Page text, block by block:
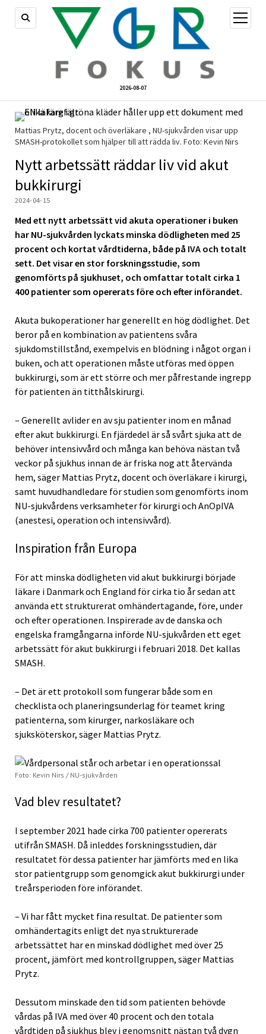
2026-08-07
öppna
meny
Mattias Prytz, docent och överläkare , NU-sjukvården visar upp
SMASH-protokollet som hjälper till att rädda liv. Foto: Kevin Nirs
Nytt arbetssätt räddar liv vid akut
bukkirurgi
2024-04-15
Med ett nytt arbetssätt vid akuta operationer i buken
har NU-sjukvården lyckats minska dödligheten med 25
procent och kortat vårdtiderna, både på IVA och totalt
sett. Det visar en stor forskningsstudie, som
genomförts på sjukhuset, och omfattar totalt cirka 1
400 patienter som opererats före och efter införandet.
Akuta bukoperationer har generellt en hög dödlighet. Det
beror på en kombination av patientens svåra
sjukdomstillstånd, exempelvis en blödning i något organ i
buken, och att operationen måste utföras med öppen
bukkirurgi, som är ett större och mer påfrestande ingrepp
för patienten än titthålskirurgi.
– Generellt avlider en av sju patienter inom en månad
efter akut bukkirurgi. En fjärdedel är så svårt sjuka att de
behöver intensivvård och många kan behöva nästan två
veckor på sjukhus innan de är friska nog att återvända
hem, säger Mattias Prytz, docent och överläkare i kirurgi,
samt huvudhandledare för studien som genomförts inom
NU-sjukvårdens verksamheter för kirurgi och AnOpIVA
(anestesi, operation och intensivvård).
Inspiration från Europa
För att minska dödligheten vid akut bukkirurgi började
läkare i Danmark och England för cirka tio år sedan att
använda ett strukturerat omhändertagande, före, under
och efter operationen. Inspirerade av de danska och
engelska framgångarna införde NU-sjukvården ett eget
arbetssätt för akut bukkirurgi i februari 2018. Det kallas
SMASH.
– Det är ett protokoll som fungerar både som en
checklista och planeringsunderlag för teamet kring
patienterna, som kirurger, narkosläkare och
sjuksköterskor, säger Mattias Prytz.
Foto: Kevin Nirs / NU-sjukvården
Vad blev resultatet?
I september 2021 hade cirka 700 patienter opererats
utifrån SMASH. Då inleddes forskningsstudien, där
resultatet för dessa patienter har jämförts med en lika
stor patientgrupp som genomgick akut bukkirurgi under
treårsperioden före införandet.
– Vi har fått mycket fina resultat. De patienter som
omhändertagits enligt det nya strukturerade
arbetssättet har en minskad dödlighet med över 25
procent, jämfört med kontrollgruppen, säger Mattias
Prytz.
Dessutom minskade den tid som patienten behövde
vårdas på IVA med över 40 procent och den totala
vårdtiden på sjukhus blev i genomsnitt nästan två dygn